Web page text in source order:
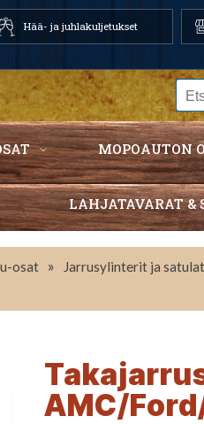
Hää- ja juhlakuljetukset
MOPOAUTON
LAHJATAVARAT &
osat » Jarrusylinterit ja satulat
AMC/